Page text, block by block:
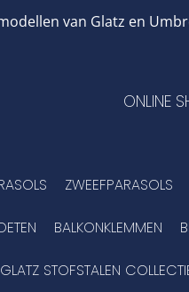
van Glatz en
ONLINE
ZWEEFPARASOLS
BALKONKLEMMEN
GLATZ STOFSTALEN